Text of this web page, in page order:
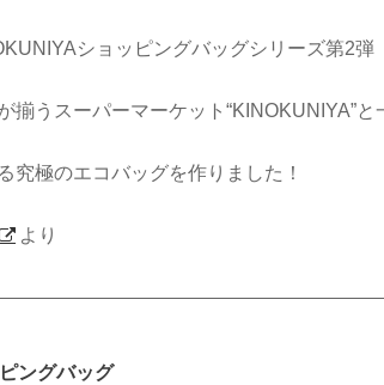
ショッピングバッグシリーズ第2弾
揃うスーパーマーケット“KINOKUNIYA”と
究極のエコバッグを作りました！
より
ングバッグ